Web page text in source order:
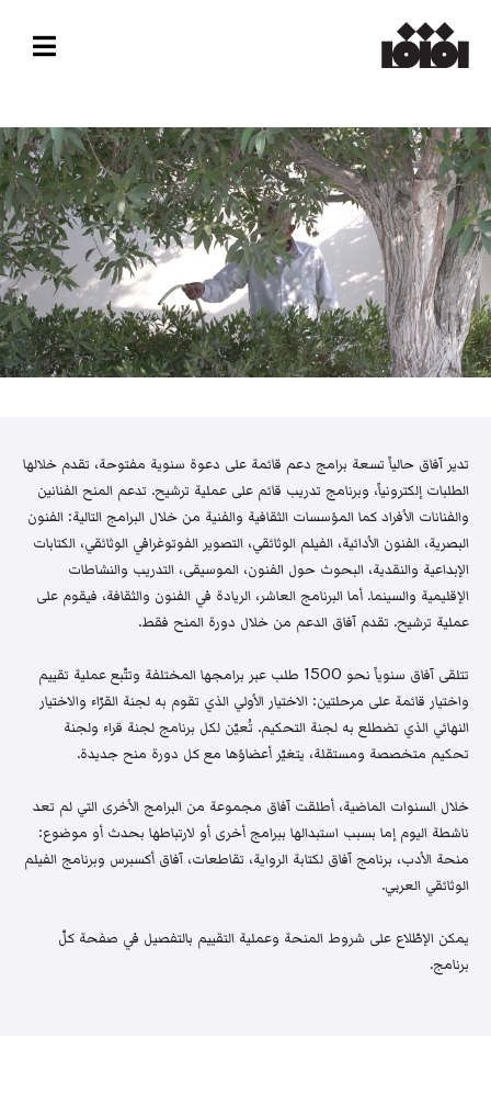
تدير آفاق حالياً تسعة برامج دعم قائمة على دعوة سنوية مفتوحة، تقدم خلالها
الطلبات إلكترونياً، وبرنامج تدريب قائم على عملية ترشيح. تدعم المنح الفنانين
والفنانات الأفراد كما المؤسسات الثقافية والفنية من خلال البرامج التالية: الفنون
البصرية، الفنون الأدائية، الفيلم الوثائقي، التصوير الفوتوغرافي الوثائقي، الكتابات
الإبداعية والنقدية، البحوث حول الفنون، الموسيقى، التدريب والنشاطات
الإقليمية والسينما. أما البرنامج العاشر، الريادة في الفنون والثقافة، فيقوم على
عملية ترشيح. تقدم آفاق الدعم من خلال دورة المنح فقط.
تتلقى آفاق سنوياً نحو 1500 طلب عبر برامجها المختلفة وتتّبع عملية تقييم
واختيار قائمة على مرحلتين: الاختيار الأولي الذي تقوم به لجنة القرّاء والاختيار
النهائي الذي تضطلع به لجنة التحكيم. تُعيّن لكل برنامج لجنة قراء ولجنة
تحكيم متخصصة ومستقلة، يتغيّر أعضاؤها مع كل دورة منح جديدة.
خلال السنوات الماضية، أطلقت آفاق مجموعة من البرامج الأخرى التي لم تعد
ناشطة اليوم إما بسبب استبدالها ببرامج أخرى أو لارتباطها بحدث أو موضوع:
منحة الأدب، برنامج آفاق لكتابة الرواية، تقاطعات، آفاق أكسبرس وبرنامج الفيلم
الوثائقي العربي.
يمكن الإطّلاع على شروط المنحة وعملية التقييم بالتفصيل في صفحة كلّ
برنامج.